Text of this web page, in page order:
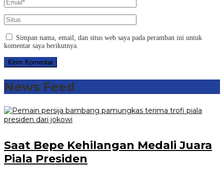
Simpan nama, email, dan situs web saya pada peramban ini untuk
komentar saya berikutnya.
News Feed
Saat Bepe Kehilangan Medali Juara
Piala Presiden